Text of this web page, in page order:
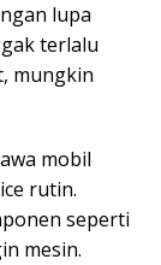
lupa
terlalu
mungkin
mobil
rutin.
seperti
mesin.